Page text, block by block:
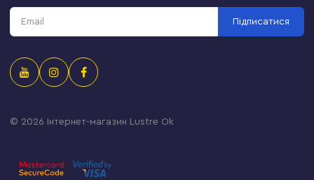
Підписатися
© 2026 Інтернет-магазин Lustre Ok